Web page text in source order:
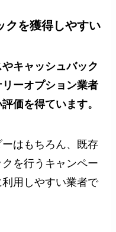
クを獲得しやすい
キャッシュバック
ーオプション業者
価を得ています。
はもちろん、既存
を行うキャンペー
用しやすい業者で